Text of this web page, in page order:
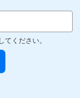
てください。